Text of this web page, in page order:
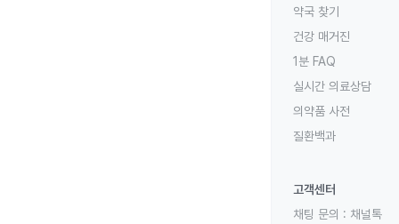
약국 찾기
건강 매거진
1분 FAQ
실시간 의료상담
의약품 사전
질환백과
고객센터
채팅 문의 : 채널톡